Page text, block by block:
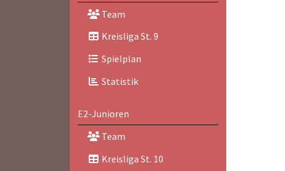
Team
Kreisliga St. 9
Spielplan
Statistik
E2-Junioren
Team
Kreisliga St. 10